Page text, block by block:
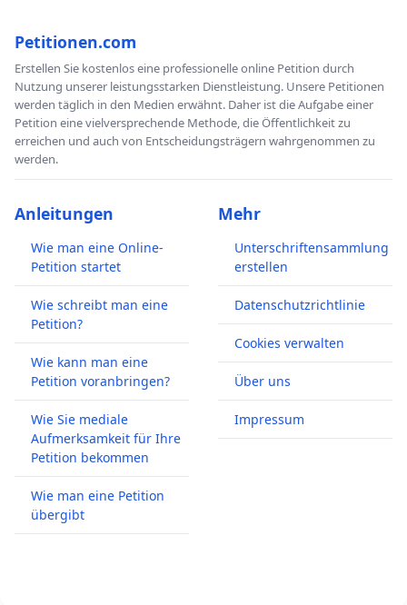
Petitionen.com
Erstellen Sie kostenlos eine professionelle online Petition durch
Nutzung unserer leistungsstarken Dienstleistung. Unsere Petitionen
werden täglich in den Medien erwähnt. Daher ist die Aufgabe einer
Petition eine vielversprechende Methode, die Öffentlichkeit zu
erreichen und auch von Entscheidungsträgern wahrgenommen zu
werden.
Anleitungen
Wie man eine Online-
Petition startet
Wie schreibt man eine
Petition?
Wie kann man eine
Petition voranbringen?
Wie Sie mediale
Aufmerksamkeit für Ihre
Petition bekommen
Wie man eine Petition
übergibt
Mehr
Unterschriftensammlung
erstellen
Datenschutzrichtlinie
Cookies verwalten
Über uns
Impressum